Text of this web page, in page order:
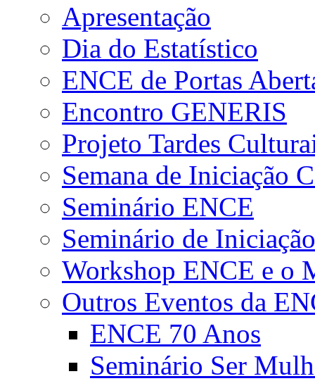
Apresentação
Dia do Estatístico
ENCE de Portas
Encontro GENERIS
Projeto Tardes
Semana de Iniciação
Seminário ENCE
Seminário de
Workshop ENCE e o
Outros Eventos da
ENCE 70 Anos
Seminário Ser